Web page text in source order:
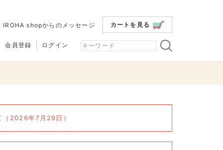
カートを見る
IROHA shopからのメッセージ
会員登録 ログイン
（2026年7月29日）